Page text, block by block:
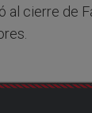
al cierre de